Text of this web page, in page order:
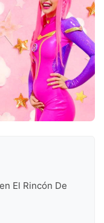
El Rincón De